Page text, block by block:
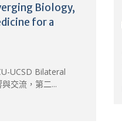
Biology,
for a
UCSD Bilateral
交流，第二...